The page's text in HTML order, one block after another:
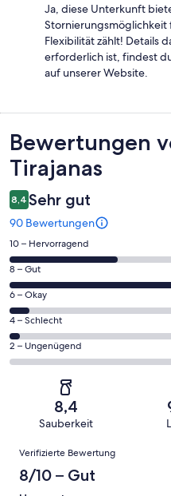
Ja, diese Unterkunft
Flexibilität zählt! Details
erforderlich ist, findest
auf unserer Website.
Bewertungen
Bewertungen
Tirajanas
8,4 Sehr gut
90 Bewertungen
29
von
insgesamt
90
Gästebewertungen
haben
eine
Bewertung
Hervorragend
10 – Hervorragend
53
von
insgesamt
90
Gästebewertungen
haben
eine
Bewertung
Gut
8 – Gut
5
von
insgesamt
90
Gästebewertungen
Bewertung
Okay
6 – Okay
3
von
insgesamt
Gästebewertungen
von
4 – Schlecht
0
von
insgesamt
Gästebewertungen
haben
eine
von
2 – Ungenügend
8,4
Sauberkeit
Bewertungen
Verifizierte Bewertung
8/10 – Gut